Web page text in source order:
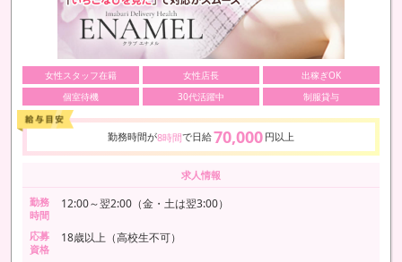
女性スタッフ在籍 女性店長
出稼ぎOK
個室待機
30代活躍中 制服貸与
勤務時間が8時間で日給70,000 円以上
求人情報
勤務
時間
12:00～翌2:00（金・土は翌3:00）
応募
資格
18歳以上（高校生不可）